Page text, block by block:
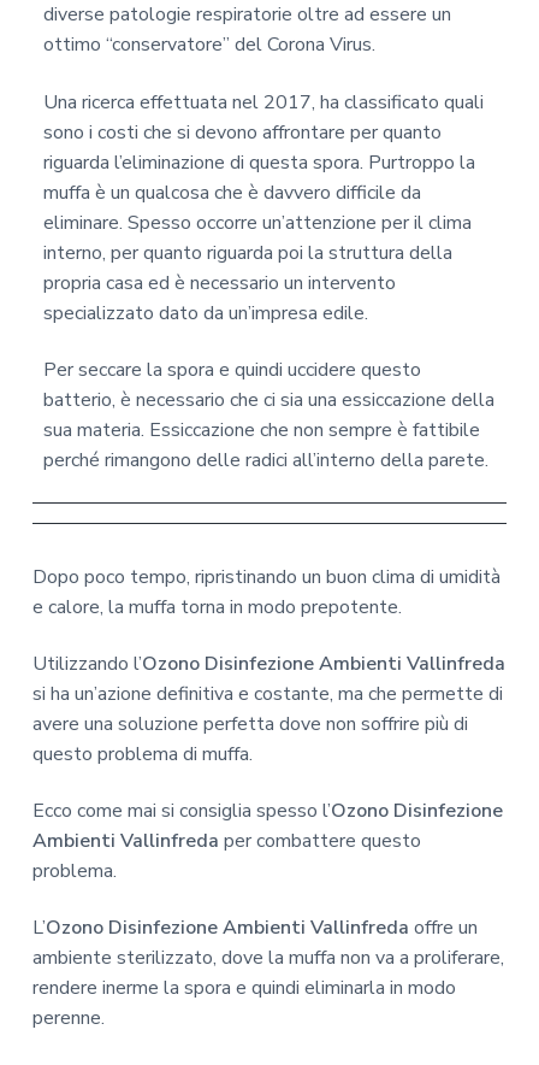
diverse patologie respiratorie oltre ad essere un
ottimo “conservatore” del Corona Virus.
Una ricerca effettuata nel 2017, ha classificato quali
sono i costi che si devono affrontare per quanto
riguarda l’eliminazione di questa spora. Purtroppo la
muffa è un qualcosa che è davvero difficile da
eliminare. Spesso occorre un’attenzione per il clima
interno, per quanto riguarda poi la struttura della
propria casa ed è necessario un intervento
specializzato dato da un’impresa edile.
Per seccare la spora e quindi uccidere questo
batterio, è necessario che ci sia una essiccazione della
sua materia. Essiccazione che non sempre è fattibile
perché rimangono delle radici all’interno della parete.
Dopo poco tempo, ripristinando un buon clima di umidità
e calore, la muffa torna in modo prepotente.
Utilizzando l’Ozono Disinfezione Ambienti Vallinfreda
si ha un’azione definitiva e costante, ma che permette di
avere una soluzione perfetta dove non soffrire più di
questo problema di muffa.
Ecco come mai si consiglia spesso l’Ozono Disinfezione
Ambienti Vallinfreda per combattere questo
problema.
L’Ozono Disinfezione Ambienti Vallinfreda offre un
ambiente sterilizzato, dove la muffa non va a proliferare,
rendere inerme la spora e quindi eliminarla in modo
perenne.